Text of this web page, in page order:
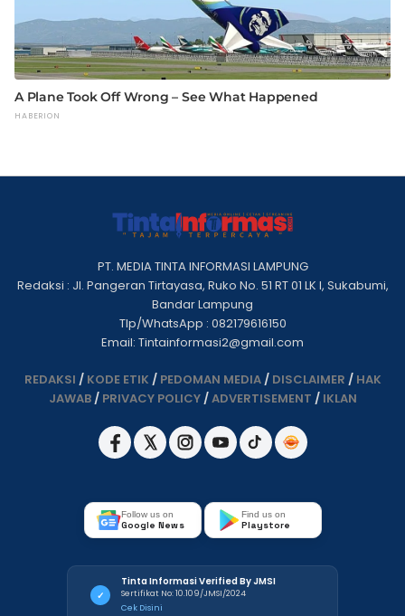
PT. MEDIA TINTA INFORMASI LAMPUNG
Redaksi : Jl. Pangeran Tirtayasa, Ruko No. 51 RT 01 LK I, Sukabumi,
Bandar Lampung
Tlp/WhatsApp : 082179616150
Email: Tintainformasi2@gmail.com
REDAKSI / KODE ETIK / PEDOMAN MEDIA/ DISCLAIMER / HAK
JAWAB/ PRIVACY POLICY/ADVERTISEMENT / IKLAN
Follow us on
Google News
Find us on
Playstore
✓
Tinta Informasi Verified By JMSI
Sertifikat No: 10.109/JMSI/2024
Cek Disini